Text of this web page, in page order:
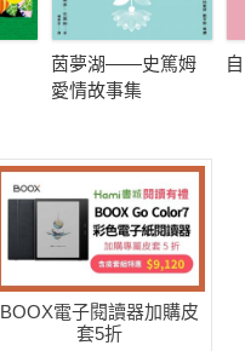
茵夢湖——史篤姆
愛情故事集
BOOX電子閱讀器加購皮
套5折